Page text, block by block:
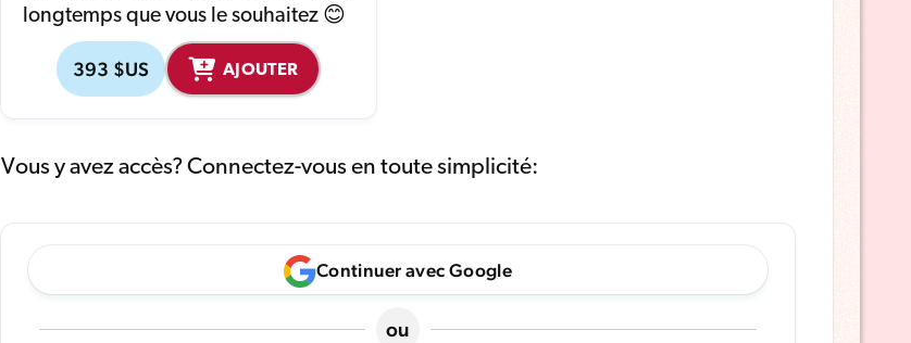
longtemps que vous le souhaitez 😊
393 $US AJOUTER
Vous y avez accès? Connectez-vous en toute simplicité:
Continuer avec Google
ou